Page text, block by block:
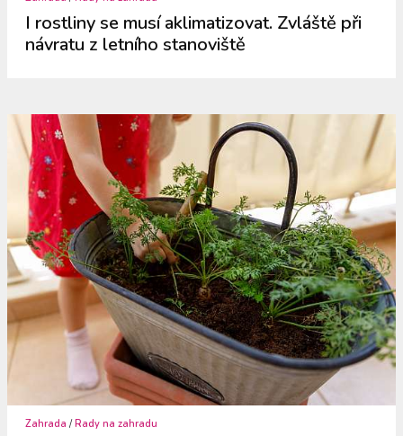
I rostliny se musí aklimatizovat. Zvláště při
návratu z letního stanoviště
Zahrada /Rady na zahradu